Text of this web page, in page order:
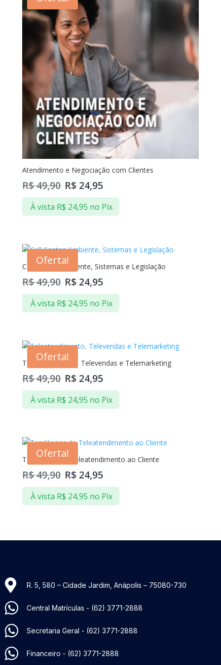
Atendimento e Negociação com Clientes
R$49,90 R$24,95
À vista R$ 24,95 no Pix
Oferta!
Call Center: Ambiente, Sistemas e Legislação
R$49,90 R$24,95
À vista R$ 24,95 no Pix
Oferta!
Teleatendimento, Televendas e Telemarketing
R$49,90 R$24,95
À vista R$ 24,95 no Pix
Oferta!
Tendências de Teleatendimento ao Cliente
R$49,90 R$24,95
À vista R$ 24,95 no Pix
R. 5, 580 – Cidade Jardim, Anápolis – 75080-730​
Central Matrículas - (62) 3771-2888
Secretaria Geral - (62) 3771-2888
Financeiro - (62) 3771-2888